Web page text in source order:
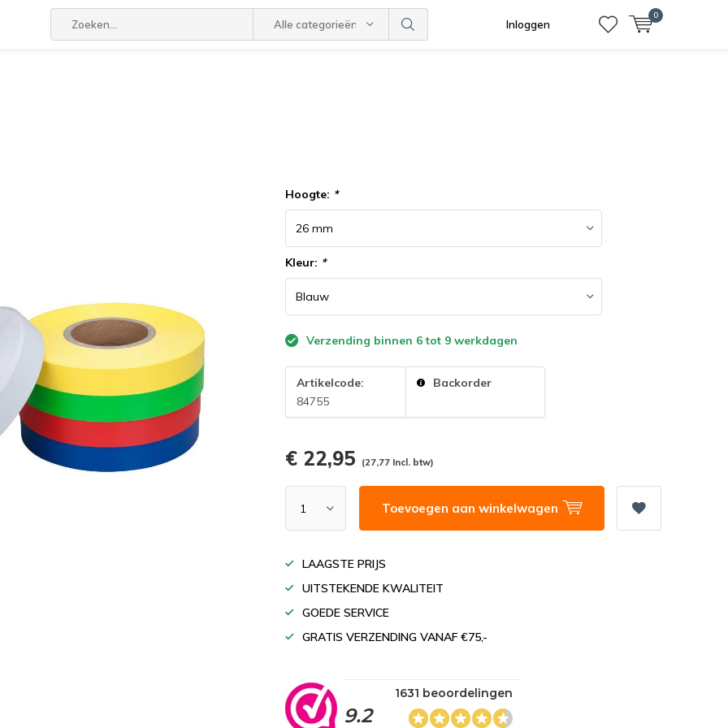
Alle categorieën Inloggen
0
Hoogte: *
Kleur: *
Verzending binnen 6 tot 9 werkdagen
Artikelcode:
84755
Backorder
€ 22,95 (27,77 Incl. btw)
Toevoegen aan winkelwagen
LAAGSTE PRIJS
UITSTEKENDE KWALITEIT
GOEDE SERVICE
GRATIS VERZENDING VANAF €75,-
9.2
1631 beoordelingen